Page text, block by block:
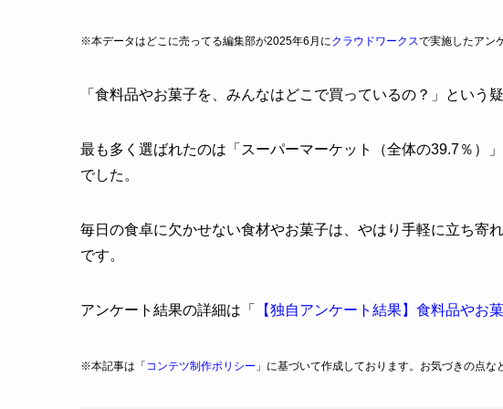
※本データはどこに売ってる編集部が2025年6月にクラウドワークスで実施したアン
「食料品やお菓子を、みんなはどこで買っているの？」という
最も多く選ばれたのは「スーパーマーケット（全体の39.7％）
でした。
毎日の食卓に欠かせない食材やお菓子は、やはり手軽に立ち寄
です。
アンケート結果の詳細は「 【独自アンケート結果】食料品やお
※本記事は「 コンテツ制作ポリシー 」に基づいて作成しております。お気づきの点な